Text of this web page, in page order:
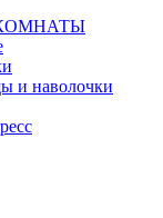
и наволочки